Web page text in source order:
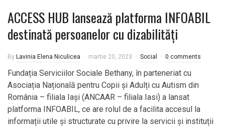
ACCESS HUB lansează platforma INFOABIL
destinată persoanelor cu dizabilități
By Lavinia Elena Niculicea martie 20, 2023 Social 0 comments
Fundația Serviciilor Sociale Bethany, în parteneriat cu
Asociația Națională pentru Copii și Adulți cu Autism din
România – filiala Iași (ANCAAR – filiala Iasi) a lansat
platforma INFOABIL, ce are rolul de a facilita accesul la
informații utile și structurate cu privire la servicii și instituții